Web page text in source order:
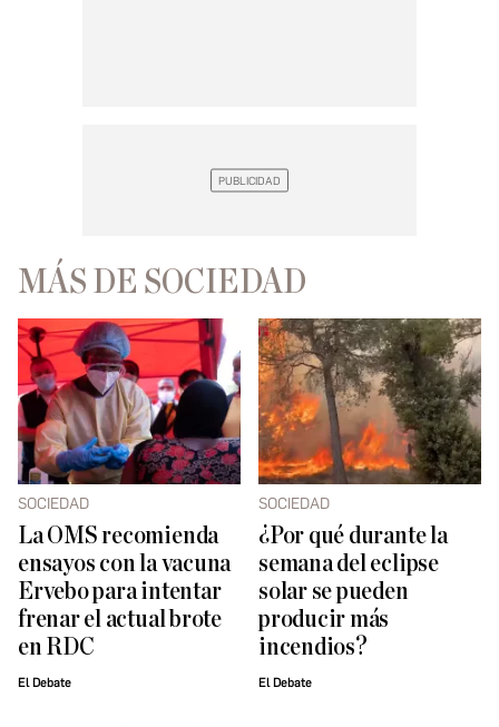
MÁS DE SOCIEDAD
SOCIEDAD
La OMS recomienda
ensayos con la vacuna
Ervebo para intentar
frenar el actual brote
en RDC
El Debate
SOCIEDAD
¿Por qué durante la
semana del eclipse
solar se pueden
producir más
incendios?
El Debate